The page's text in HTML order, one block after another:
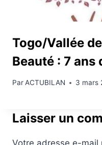
Togo/Vallée
Beauté : 7 ans
ParACTUBILAN 3 mars
Laisser un